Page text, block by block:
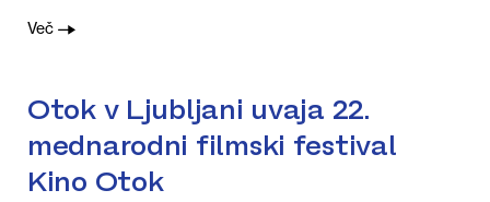
Več
Otok v Ljubljani uvaja 22.
mednarodni filmski festival
Kino Otok